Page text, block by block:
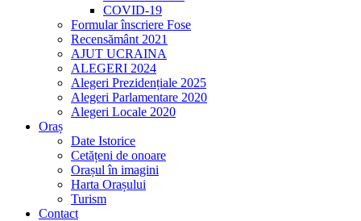
COVID-19
Formular înscriere Fose
Recensământ 2021
AJUT UCRAINA
ALEGERI 2024
Alegeri Prezidențiale 2025
Alegeri Parlamentare 2020
Alegeri Locale 2020
Oraș
Date Istorice
Cetățeni de onoare
Orașul în imagini
Harta Orașului
Turism
Contact